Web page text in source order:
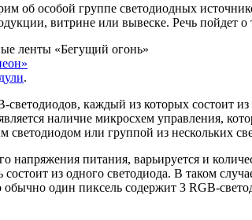
об особой группе светодиодных
витрине или вывеске. Речь пойдет
ленты «Бегущий огонь»
.
каждый из которых состоит
наличие микросхем управления,
светодиодом или группой из нескольких
напряжения питания, варьируется и
состоит из одного светодиода. В таком
обычно один пиксель содержит 3 RGB-